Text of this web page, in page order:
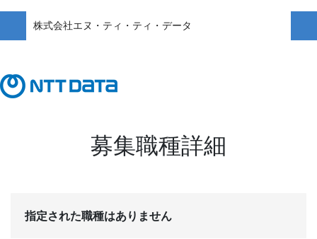
株式会社エヌ・ティ・ティ・データ
募集職種詳細
指定された職種はありません